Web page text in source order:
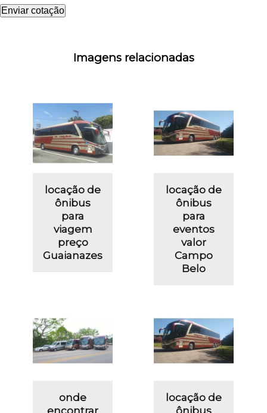
Enviar cotação
Imagens relacionadas
locação de
ônibus
para
viagem
preço
Guaianazes
locação de
ônibus
para
eventos
valor
Campo
Belo
onde
encontrar
locação de
ônibus